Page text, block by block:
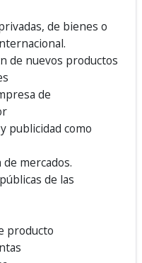
de bienes o
de nuevos productos
de
publicidad como
mercados.
de las
producto